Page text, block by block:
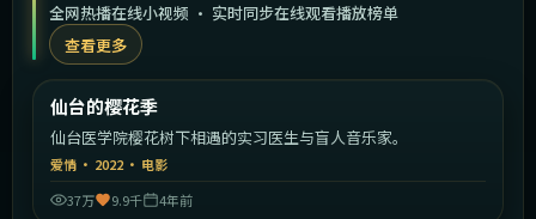
全网热播在线小视频 · 实时同步在线观看播放榜单
查看更多
热门
仙台的樱花季
仙台医学院樱花树下相遇的实习医生与盲人音乐家。
爱情 · 2022· 电影
37万
9.9千 4年前